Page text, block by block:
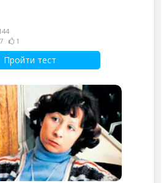
1
Пройти тест